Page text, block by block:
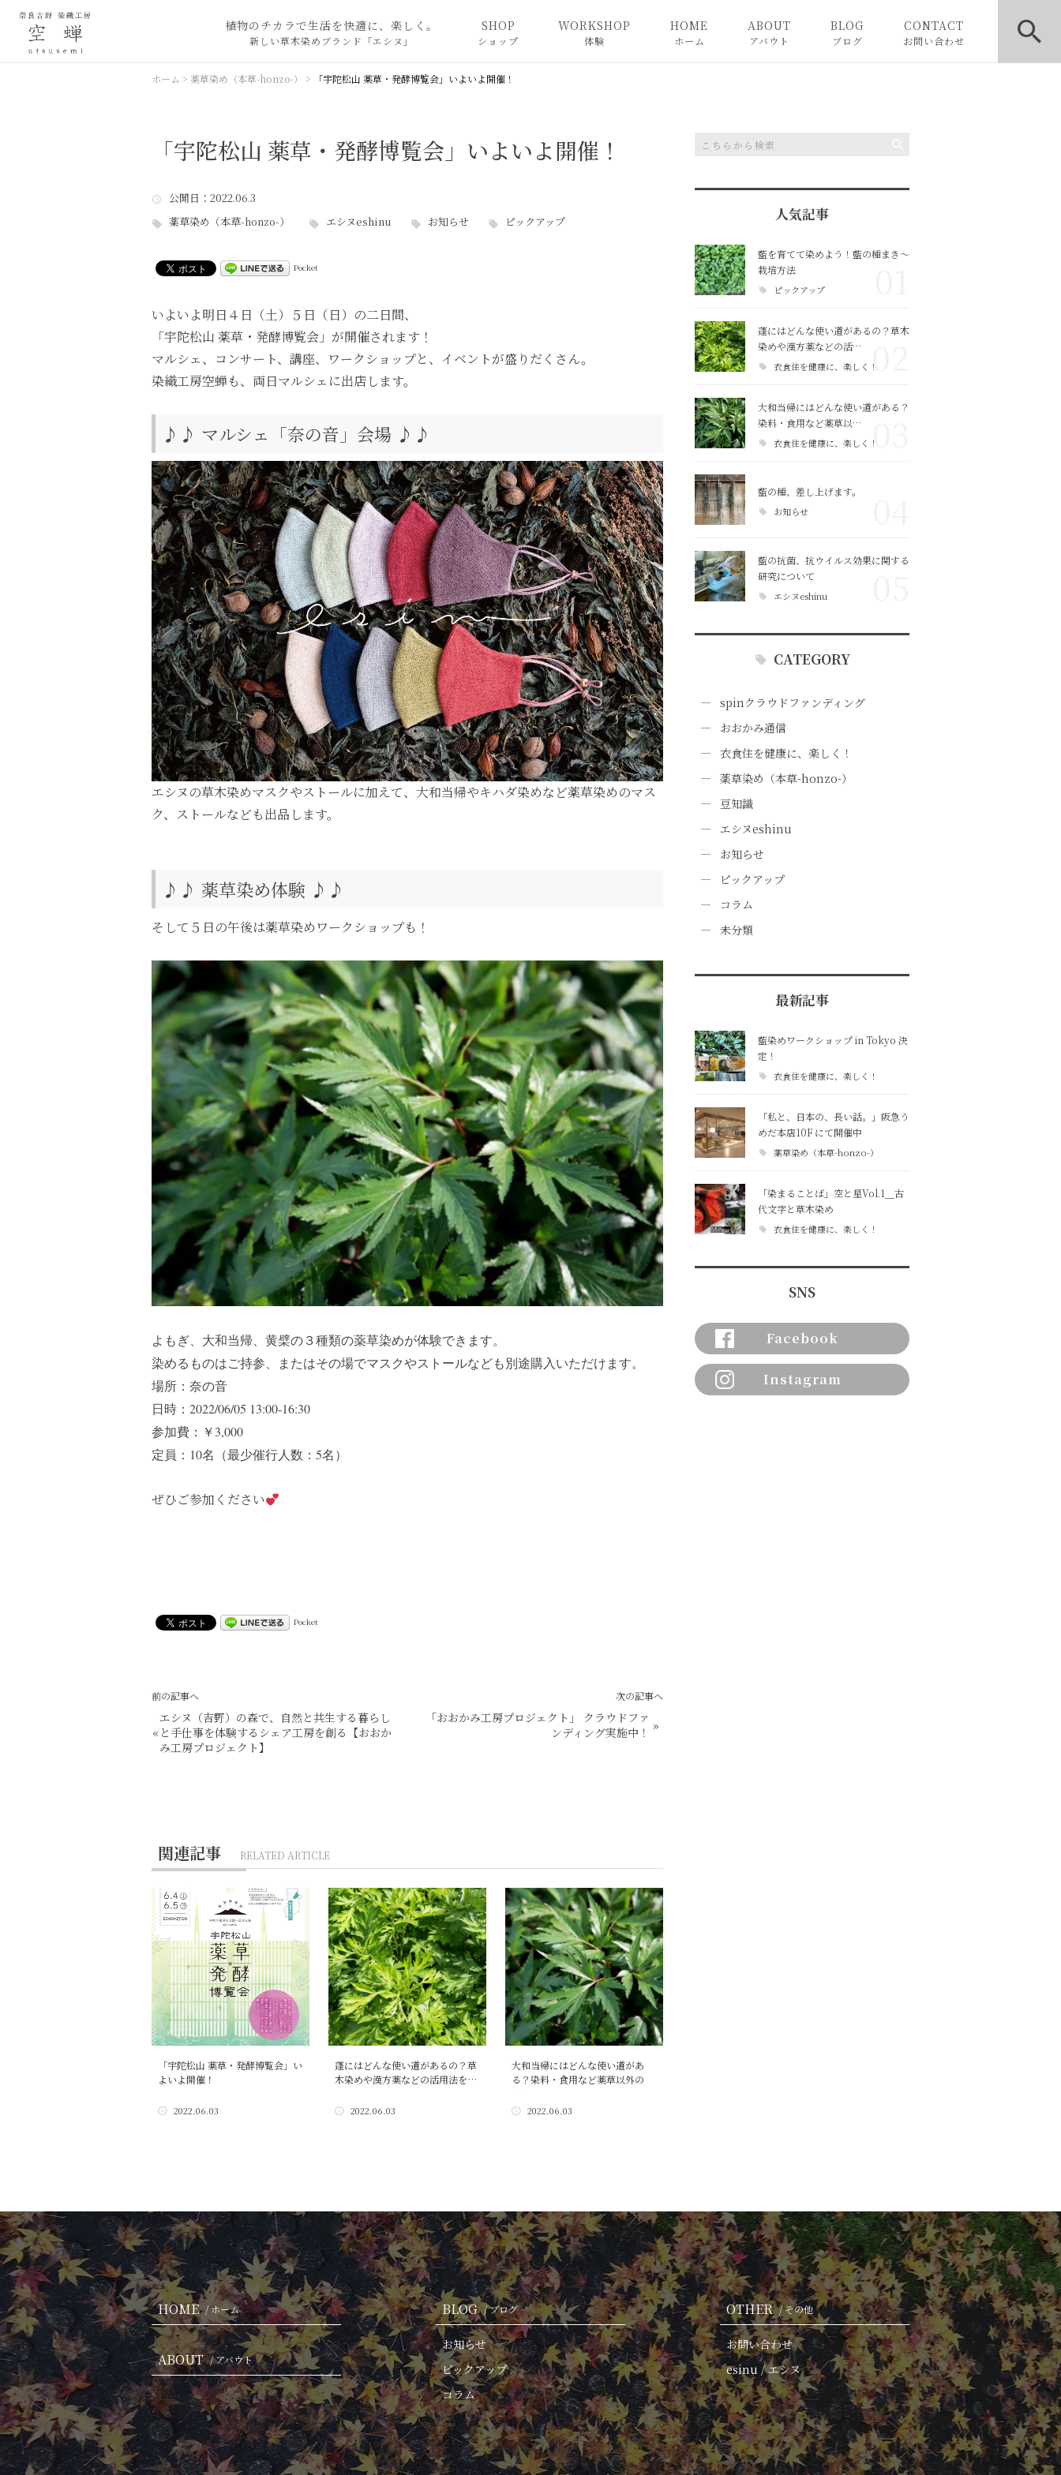
植物のチカラで生活を快適に、楽しく。
新しい草木染めブランド「エシヌ」
SHOP
ショップ
WORKSHOP
体験
HOME
ホーム
ABOUT
アバウト
BLOG
ブログ
CONTACT
お問い合わせ
ホーム > 薬草染め（本草-honzo-） > 「宇陀松山 薬草・発酵博覧会」いよいよ開催！
「宇陀松山 薬草・発酵博覧会」いよいよ開催！
公開日 ：2022.06.3
薬草染め（本草-honzo-）
エシヌeshinu お知らせ ピックアップ
Pocket
いよいよ明日４日（土）５日（日）の二日間、
「宇陀松山 薬草・発酵博覧会」が開催されます！
マルシェ、コンサート、講座、ワークショップと、イベントが盛りだくさん。
染織工房空蝉も、両日マルシェに出店します。
♪♪ マルシェ「奈の音」会場 ♪♪
エシヌの草木染めマスクやストールに加えて、大和当帰やキハダ染めなど薬草染めのマス
ク、ストールなども出品します。
♪♪ 薬草染め体験 ♪♪
そして５日の午後は薬草染めワークショップも！
よもぎ、大和当帰、黄檗の３種類の薬草染めが体験できます。
染めるものはご持参、またはその場でマスクやストールなども別途購入いただけます。
場所：奈の音
日時：2022/06/05 13:00-16:30
参加費：￥3,000
定員：10名（最少催行人数：5名）
ぜひご参加ください
Pocket
前の記事へ
«
エシヌ（吉野）の森で、自然と共生する暮らし
と手仕事を体験するシェア工房を創る【おおか
み工房プロジェクト】
次の記事へ
「おおかみ工房プロジェクト」 クラウドファ
ンディング実施中！ »
関連記事 RELATED ARTICLE
「宇陀松山 薬草・発酵博覧会」い
よいよ開催！
2022.06.03
蓬にはどんな使い道があるの？草
木染めや漢方薬などの活用法を…
2022.06.03
大和当帰にはどんな使い道があ
る？染料・食用など薬草以外の
活…
2022.06.03
人気記事
藍を育てて染めよう！藍の種まき〜
栽培方法
ピックアップ
蓬にはどんな使い道があるの？草木
染めや漢方薬などの活…
衣食住を健康に、楽しく！02
大和当帰にはどんな使い道がある？
染料・食用など薬草以…
衣食住を健康に、楽しく！03
藍の種、差し上げます。
お知らせ
藍の抗菌、抗ウイルス効果に関する
研究について
エシヌeshinu
CATEGORY
spinクラウドファンディング
おおかみ通信
衣食住を健康に、楽しく！
薬草染め（本草-honzo-）
豆知識
エシヌeshinu
お知らせ
ピックアップ
コラム
未分類
最新記事
藍染めワークショップ in Tokyo 決
定！
衣食住を健康に、楽しく！
「私と、日本の、長い話。」阪急う
めだ本店10F にて開催中
薬草染め（本草-honzo-）
「染まることば」空と星Vol.1＿古
代文字と草木染め
衣食住を健康に、楽しく！
SNS
Facebook
Instagram
HOME / ホーム
ABOUT / アバウト
BLOG / ブログ
お知らせ
ピックアップ
コラム
OTHER / その他
お問い合わせ
esinu / エシヌ